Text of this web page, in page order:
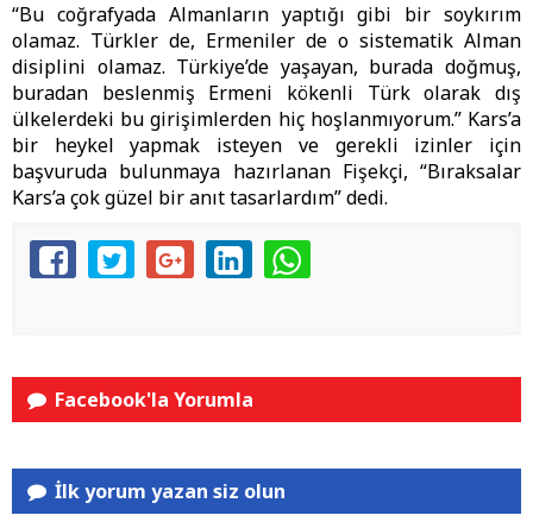
“Bu coğrafyada Almanların yaptığı gibi bir soykırım
olamaz. Türkler de, Ermeniler de o sistematik Alman
disiplini olamaz. Türkiye’de yaşayan, burada doğmuş,
buradan beslenmiş Ermeni kökenli Türk olarak dış
ülkelerdeki bu girişimlerden hiç hoşlanmıyorum.” Kars’a
bir heykel yapmak isteyen ve gerekli izinler için
başvuruda bulunmaya hazırlanan Fişekçi, “Bıraksalar
Kars’a çok güzel bir anıt tasarlardım” dedi.
Facebook'la Yorumla
İlk yorum yazan siz olun